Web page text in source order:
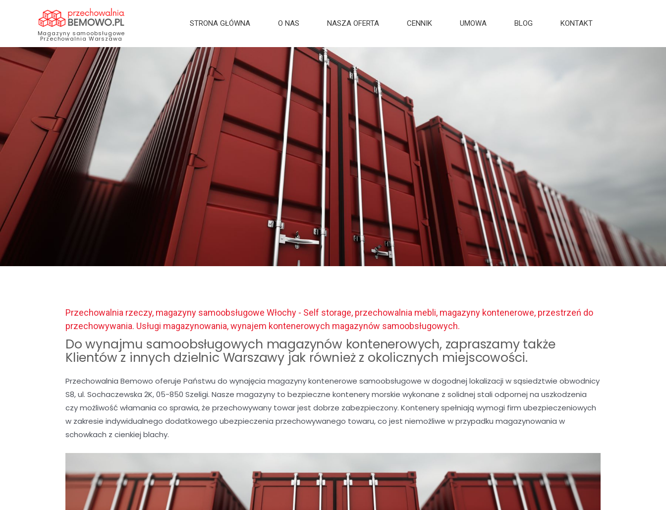
Magazyny samoobsługowe
Przechowalnia Warszawa
STRONA GŁÓWNA O NAS NASZA OFERTA CENNIK UMOWA BLOG KONTAKT
Przechowalnia rzeczy, magazyny samoobsługowe Włochy - Self storage, przechowalnia mebli, magazyny kontenerowe, przestrzeń do
przechowywania. Usługi magazynowania, wynajem kontenerowych magazynów samoobsługowych.
Do wynajmu samoobsługowych magazynów kontenerowych, zapraszamy także
Klientów z innych dzielnic Warszawy jak również z okolicznych miejscowości.
Przechowalnia Bemowo oferuje Państwu do wynajęcia magazyny kontenerowe samoobsługowe w dogodnej lokalizacji w sąsiedztwie obwodnicy
S8, ul. Sochaczewska 2K, 05-850 Szeligi. Nasze magazyny to bezpieczne kontenery morskie wykonane z solidnej stali odpornej na uszkodzenia
czy możliwość włamania co sprawia, że przechowywany towar jest dobrze zabezpieczony. Kontenery spełniają wymogi firm ubezpieczeniowych
w zakresie indywidualnego dodatkowego ubezpieczenia przechowywanego towaru, co jest niemożliwe w przypadku magazynowania w
schowkach z cienkiej blachy.